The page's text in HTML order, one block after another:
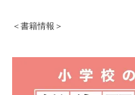
＜書籍情報＞